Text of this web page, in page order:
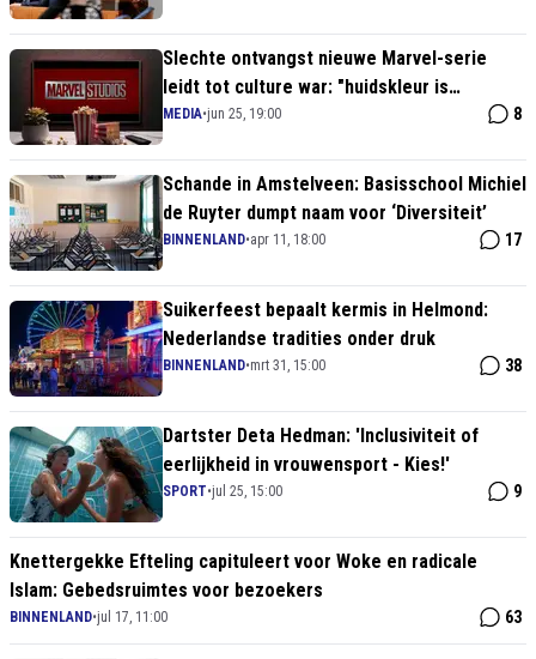
Slechte ontvangst nieuwe Marvel-serie
leidt tot culture war: "huidskleur is
irrelevant!"
MEDIA•jun 25, 19:00 8
Schande in Amstelveen: Basisschool Michiel
de Ruyter dumpt naam voor ‘Diversiteit’
BINNENLAND•apr 11, 18:00 17
Suikerfeest bepaalt kermis in Helmond:
Nederlandse tradities onder druk
BINNENLAND•mrt 31, 15:00 38
Dartster Deta Hedman: 'Inclusiviteit of
eerlijkheid in vrouwensport - Kies!'
SPORT•jul 25, 15:00 9
Knettergekke Efteling capituleert voor Woke en radicale
Islam: Gebedsruimtes voor bezoekers
BINNENLAND•jul 17, 11:00 63